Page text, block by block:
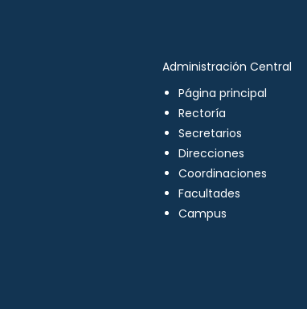
Administración Central
Página principal
Rectoría
Secretarios
Direcciones
Coordinaciones
Facultades
Campus